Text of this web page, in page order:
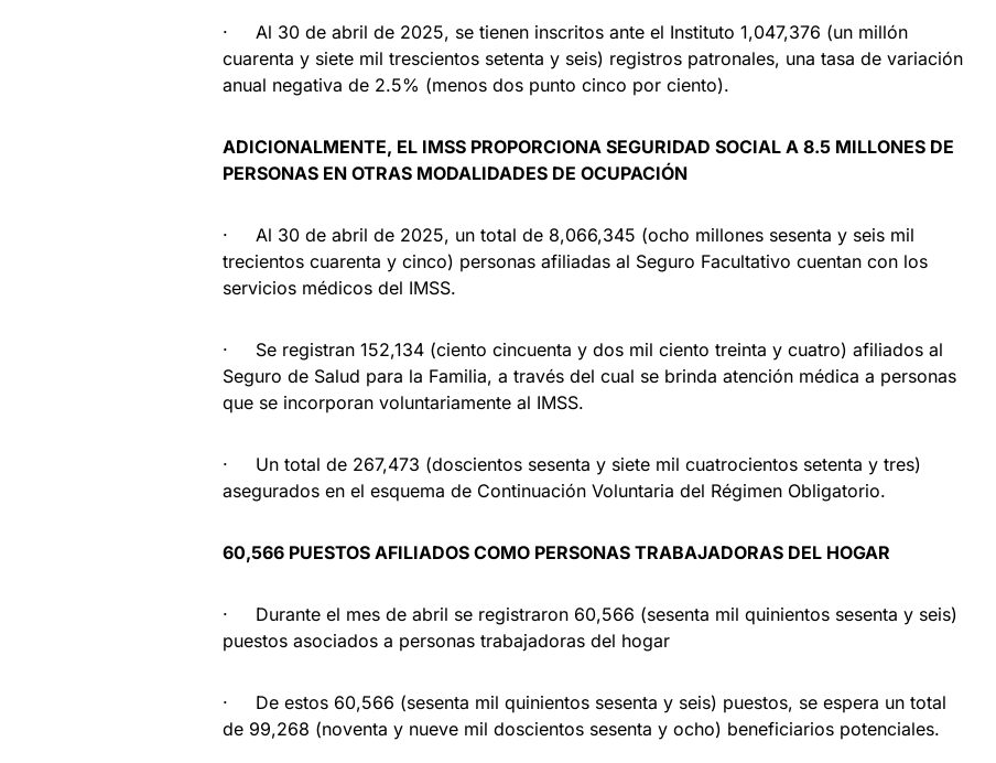
· Al 30 de abril de 2025, se tienen inscritos ante el Instituto 1,047,376 (un millón
cuarenta y siete mil trescientos setenta y seis) registros patronales, una tasa de variación
anual negativa de 2.5% (menos dos punto cinco por ciento).
ADICIONALMENTE, EL IMSS PROPORCIONA SEGURIDAD SOCIAL A 8.5 MILLONES DE
PERSONAS EN OTRAS MODALIDADES DE OCUPACIÓN
· Al 30 de abril de 2025, un total de 8,066,345 (ocho millones sesenta y seis mil
trecientos cuarenta y cinco) personas afiliadas al Seguro Facultativo cuentan con los
servicios médicos del IMSS.
· Se registran 152,134 (ciento cincuenta y dos mil ciento treinta y cuatro) afiliados al
Seguro de Salud para la Familia, a través del cual se brinda atención médica a personas
que se incorporan voluntariamente al IMSS.
· Un total de 267,473 (doscientos sesenta y siete mil cuatrocientos setenta y tres)
asegurados en el esquema de Continuación Voluntaria del Régimen Obligatorio.
60,566 PUESTOS AFILIADOS COMO PERSONAS TRABAJADORAS DEL HOGAR
· Durante el mes de abril se registraron 60,566 (sesenta mil quinientos sesenta y seis)
puestos asociados a personas trabajadoras del hogar
· De estos 60,566 (sesenta mil quinientos sesenta y seis) puestos, se espera un total
de 99,268 (noventa y nueve mil doscientos sesenta y ocho) beneficiarios potenciales.